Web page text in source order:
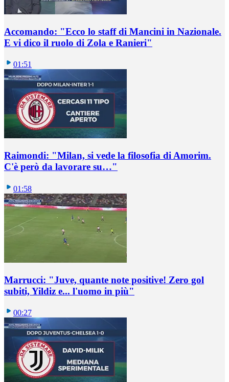
Accomando: "Ecco lo staff di Mancini in Nazionale.
E vi dico il ruolo di Zola e Ranieri"
01:51
Raimondi: "Milan, si vede la filosofia di Amorim.
C'è però da lavorare su…"
01:58
Marrucci: "Juve, quante note positive! Zero gol
subiti, Yildiz e... l'uomo in più"
00:27